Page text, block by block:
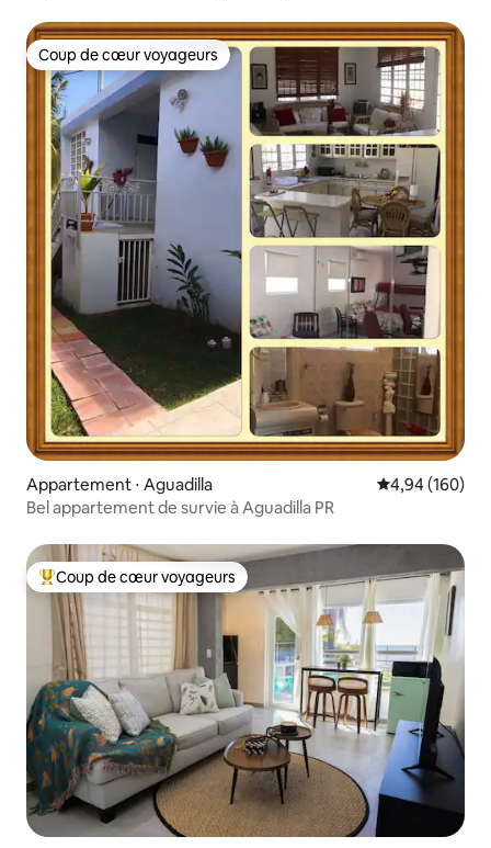
Coup de cœur voyageurs
Coup de cœur voyageurs
Appartement ⋅ Aguadilla Évaluation
4,94 (160)
Bel appartement de survie à Aguadilla PR
Coups de cœur voyageurs les plus appréciés
Coup de cœur voyageurs